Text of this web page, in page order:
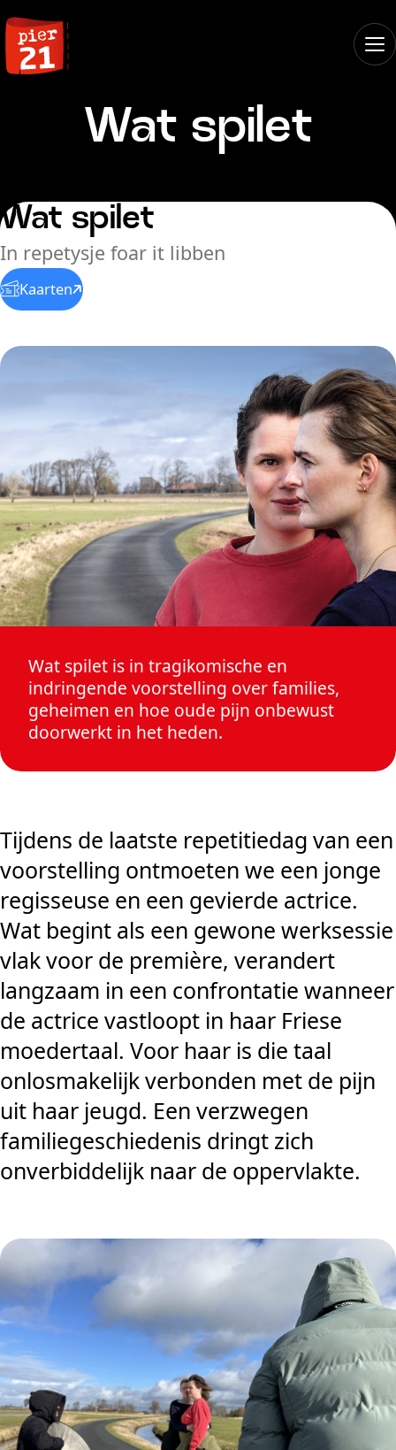
Wat spilet
Wat spilet
In repetysje foar it libben
Kaarten
Wat spilet is in tragikomische en
indringende voorstelling over families,
geheimen en hoe oude pijn onbewust
doorwerkt in het heden.
Tijdens de laatste repetitiedag van een
voorstelling ontmoeten we een jonge
regisseuse en een gevierde actrice.
Wat begint als een gewone werksessie
vlak voor de première, verandert
langzaam in een confrontatie wanneer
de actrice vastloopt in haar Friese
moedertaal. Voor haar is die taal
onlosmakelijk verbonden met de pijn
uit haar jeugd. Een verzwegen
familiegeschiedenis dringt zich
onverbiddelijk naar de oppervlakte.